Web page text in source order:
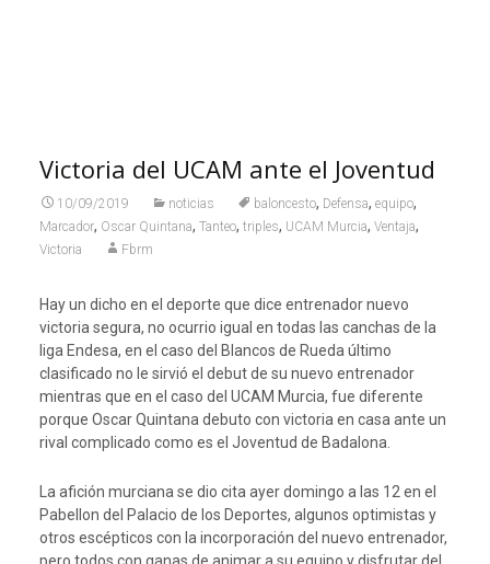
Victoria del UCAM ante el Joventud
10/09/2019 noticias baloncesto, Defensa, equipo,
Marcador, Oscar Quintana, Tanteo, triples, UCAM Murcia, Ventaja,
Victoria Fbrm
Hay un dicho en el deporte que dice entrenador nuevo
victoria segura, no ocurrio igual en todas las canchas de la
liga Endesa, en el caso del Blancos de Rueda último
clasificado no le sirvió el debut de su nuevo entrenador
mientras que en el caso del UCAM Murcia, fue diferente
porque Oscar Quintana debuto con victoria en casa ante un
rival complicado como es el Joventud de Badalona.
La afición murciana se dio cita ayer domingo a las 12 en el
Pabellon del Palacio de los Deportes, algunos optimistas y
otros escépticos con la incorporación del nuevo entrenador,